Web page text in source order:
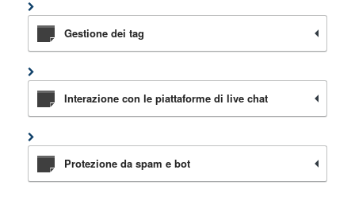
Gestione dei tag
Interazione con le piattaforme di live chat
Protezione da spam e bot